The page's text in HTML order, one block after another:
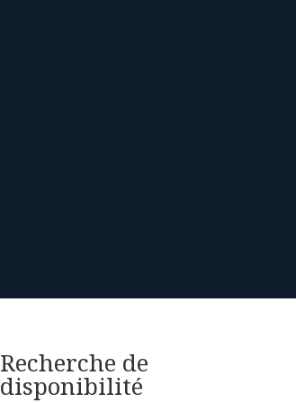
Recherche de
disponibilité